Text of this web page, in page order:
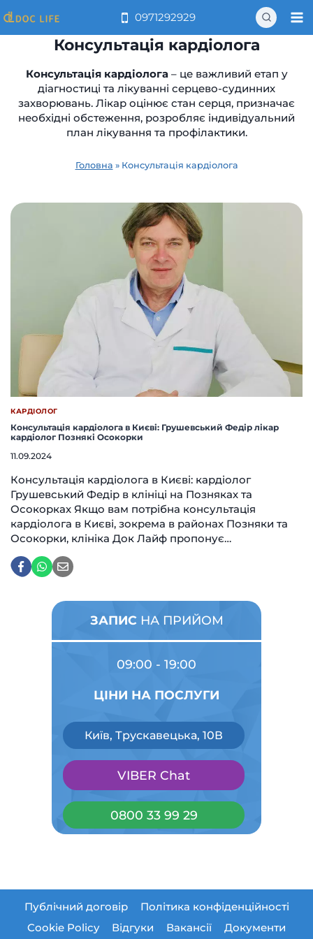
до
вмісту
0971292929
Консультація кардіолога
Консультація кардіолога– це важливий етап у
діагностиці та лікуванні серцево-судинних
захворювань. Лікар оцінює стан серця, призначає
необхідні обстеження, розробляє індивідуальний
план лікування та профілактики.
Головна » Консультація кардіолога
КАРДІОЛОГ
Консультація кардіолога в Києві: Грушевський Федір лікар
кардіолог Познякі Осокорки
11.09.2024
Консультація кардіолога в Києві: кардіолог
Грушевський Федір в клініці на Позняках та
Осокорках Якщо вам потрібна консультація
кардіолога в Києві, зокрема в районах Позняки та
Осокорки, клініка Док Лайф пропонує…
ЗАПИС НА ПРИЙОМ
09:00 - 19:00
ЦІНИ НА ПОСЛУГИ
Київ, Трускавецька, 10В
VIBER Chat
0800 33 99 29
Публічний договір
Політика конфіденційності
Cookie Policy
Відгуки Вакансії Документи